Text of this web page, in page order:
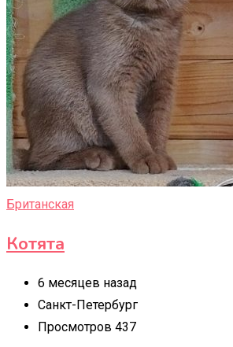
Британская
Котята
6 месяцев назад
Санкт-Петербург
Просмотров 437